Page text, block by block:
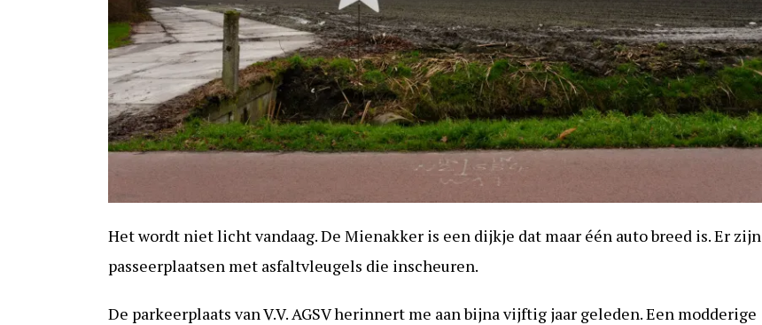
Het wordt niet licht vandaag. De Mienakker is een dijkje dat maar één auto breed is. Er zijn
passeerplaatsen met asfaltvleugels die inscheuren.
De parkeerplaats van V.V. AGSV herinnert me aan bijna vijftig jaar geleden. Een modderige